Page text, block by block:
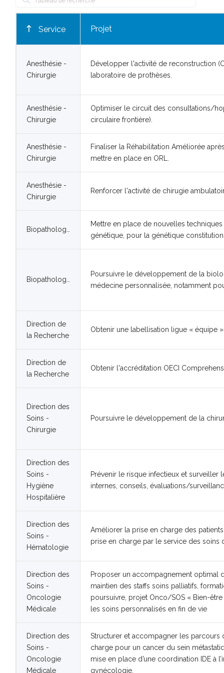
Service Projet
Anesthésie -
Chirurgie
Développer l'activité de reconstruction
laboratoire de prothèses.
Anesthésie -
Chirurgie
Optimiser le circuit des consultations/
circulaire frontière).
Anesthésie -
Chirurgie
Finaliser la Réhabilitation Améliorée
mettre en place en ORL.
Anesthésie -
Chirurgie
Renforcer l'activité de chirugie
Mettre en place de nouvelles
génétique, pour la génétique
Poursuivre le développement de la
médecine personnalisée, notamment
Direction de
la Recherche
Obtenir une labellisation ligue « équipe
Direction de
la Recherche
Obtenir l'accréditation OECI
Direction des
Soins -
Chirurgie
Poursuivre le développement de la
Direction des
Soins -
Hygiène
Hospitalière
Prévenir le risque infectieux et surveiller
internes, conseils, évaluations/
Direction des
Soins -
Hématologie
Améliorer la prise en charge des
prise en charge par le service des soins
Direction des
Soins -
Oncologie
Médicale
Proposer un accompagnement optimal
maintien des staffs soins palliatifs,
poursuivre, projet Onco/SOS « Bien-
les soins personnalisés en fin de vie
Direction des
Soins -
Oncologie
Médicale
Structurer et accompagner les
charge pour un cancer du sein
mise en place d’une coordination IDE à
gynécologie.